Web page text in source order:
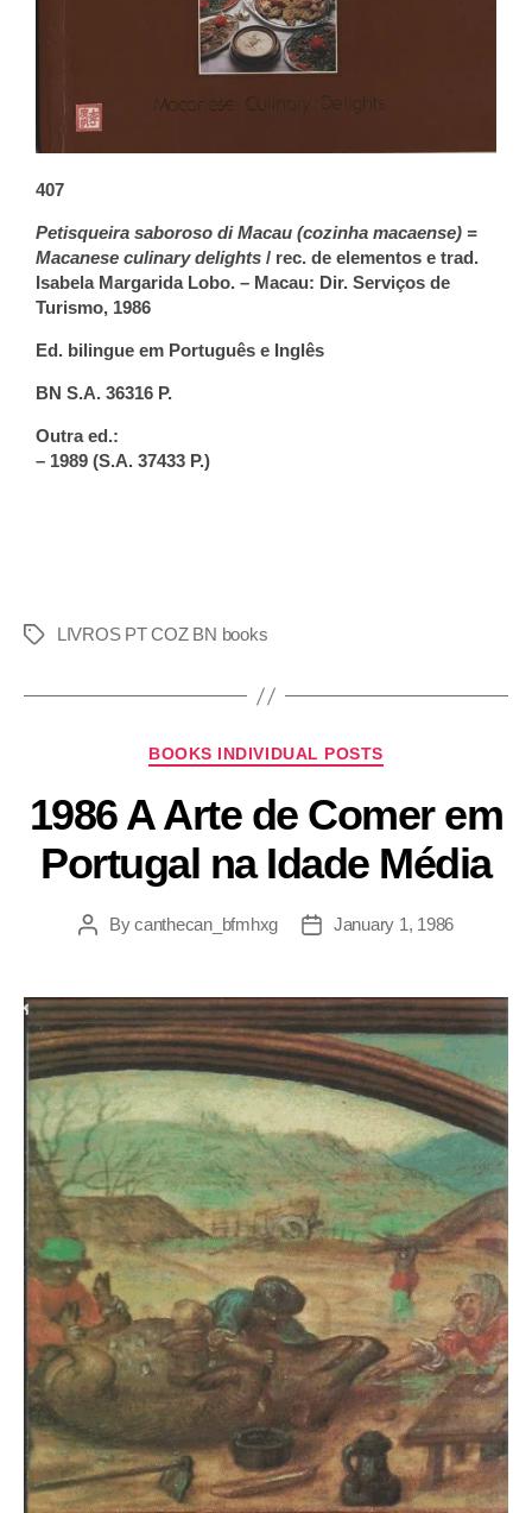
407
Petisqueira saboroso di Macau (cozinha macaense) =
Macanese culinary delights / rec. de elementos e trad.
Isabela Margarida Lobo. – Macau: Dir. Serviços de
Turismo, 1986
Ed. bilingue em Português e Inglês
BN S.A. 36316 P.
Outra ed.:
– 1989 (S.A. 37433 P.)
LIVROS PT COZ BN books
BOOKS INDIVIDUAL POSTS
1986 A Arte de Comer em
Portugal na Idade Média
Bycanthecan_bfmhxg January 1, 1986